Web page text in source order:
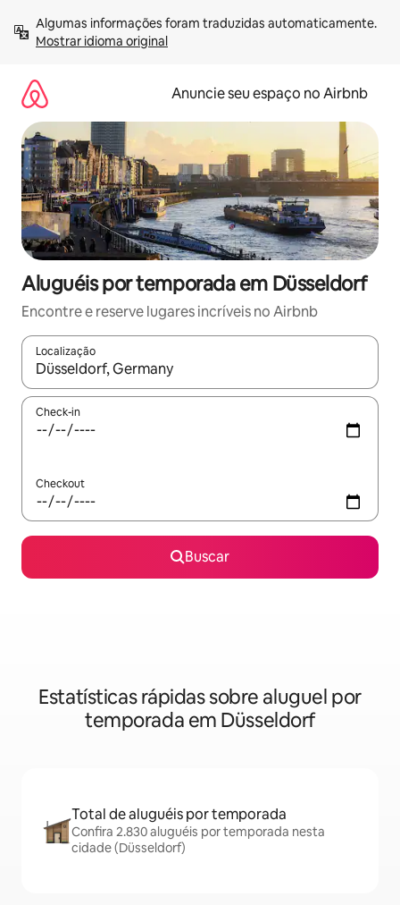
para
Mostrar idioma original
Anuncie seu espaço no Airbnb
Aluguéis por temporada em Düsseldorf
Encontre e reserve lugares incríveis no Airbnb
Localização
Quando os resultados estiverem disponíveis, explore-os
Check-in
Checkout
Buscar
Estatísticas rápidas sobre aluguel por
temporada em Düsseldorf
Total de aluguéis por temporada
Confira 2.830 aluguéis por temporada nesta
cidade (Düsseldorf)